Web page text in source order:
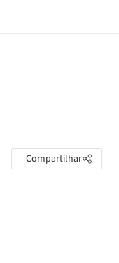
Compartilhar